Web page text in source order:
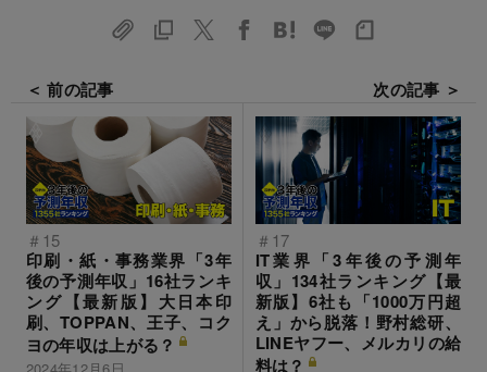
＜ 前の記事
＃15
印刷・紙・事務業界「3年
後の予測年収」16社ランキ
ング【最新版】大日本印
刷、TOPPAN、王子、コク
ヨの年収は上がる？
次の記事 ＞
＃17
IT業界「3年後の予測年
収」134社ランキング【最
新版】6社も「1000万円超
え」から脱落！野村総研、
LINEヤフー、メルカリの給
料は？